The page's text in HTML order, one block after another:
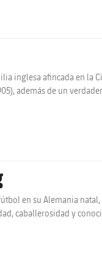
inglesa afincada en la
además de un
en su Alemania
caballerosidad y